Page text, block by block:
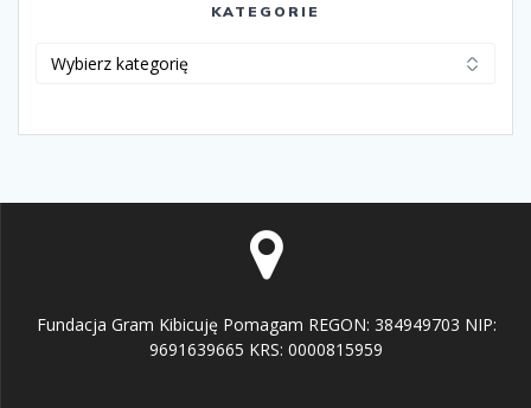
KATEGORIE
Fundacja Gram Kibicuję Pomagam REGON: 384949703 NIP:
9691639665 KRS: 0000815959